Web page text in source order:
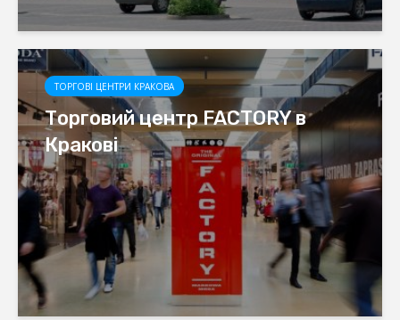
ТОРГОВІ ЦЕНТРИ КРАКОВА
Торговий центр FACTORY в
Кракові